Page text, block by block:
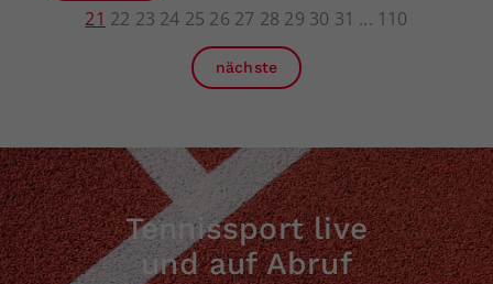
21 22 23 24 25 26 27 28 29 30 31 110
nächste
Tennissport live
und auf Abruf